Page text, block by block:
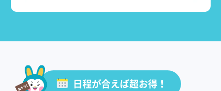
日程が合えば超お得！